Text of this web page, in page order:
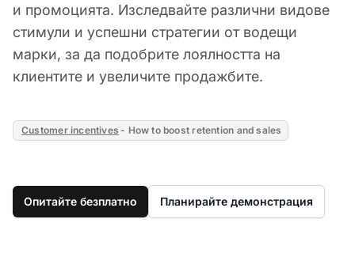
и промоцията. Изследвайте различни видове
стимули и успешни стратегии от водещи
марки, за да подобрите лоялността на
клиентите и увеличите продажбите.
Customer incentives - How to boost retention and sales
Опитайте безплатно Планирайте демонстрация